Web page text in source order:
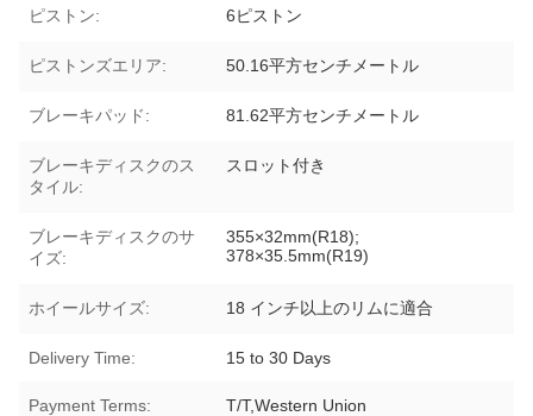
ピストン: 6ピストン
ピストンズエリア: 50.16平方センチメートル
ブレーキパッド: 81.62平方センチメートル
ブレーキディスクのス
タイル:
スロット付き
ブレーキディスクのサ
イズ:
355×32mm(R18);
378×35.5mm(R19)
ホイールサイズ: 18 インチ以上のリムに適合
Delivery Time: 15 to 30 Days
Payment Terms: T/T,Western Union